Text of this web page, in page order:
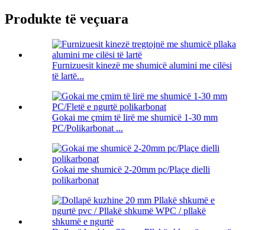
Produkte të veçuara
Furnizuesit kinezë me shumicë alumini me cilësi
të lartë...
Gokai me çmim të lirë me shumicë 1-30 mm
PC/Polikarbonat ...
Gokai me shumicë 2-20mm pc/Plaçe dielli
polikarbonat